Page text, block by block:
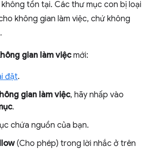
tồn tại. Các thư mục con bị loại
không gian làm việc, chứ không
gian làm việcmới:
đặt.
gian làm việc, hãy nhấp vào
.
chứa nguồn của bạn.
(Cho phép) trong lời nhắc ở trên